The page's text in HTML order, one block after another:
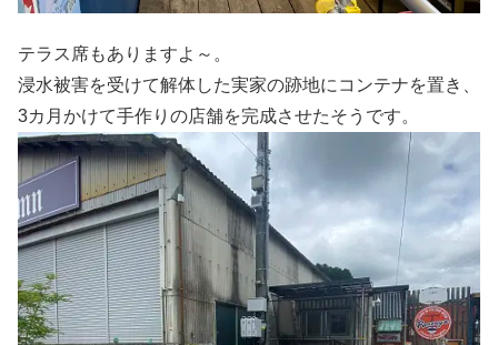
テラス席もありますよ～。
浸水被害を受けて解体した実家の跡地にコンテナを置き、
3カ月かけて手作りの店舗を完成させたそうです。